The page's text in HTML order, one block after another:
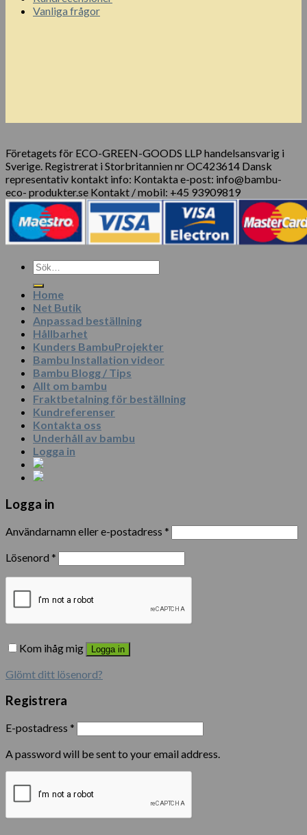
Vanliga frågor
Företagets för ECO-GREEN-GOODS LLP handelsansvarig i
Sverige. Registrerat i Storbritannien nr OC423614 Dansk
representativ kontakt info: Kontakta e-post: info@bambu-
eco- produkter.se Kontakt / mobil: +45 93909819
Sök
efter:
Home
Net Butik
Anpassad beställning
Hållbarhet
Kunders BambuProjekter
Bambu Installation videor
Bambu Blogg / Tips
Allt om bambu
Fraktbetalning för beställning
Kundreferenser
Kontakta oss
Underhåll av bambu
Logga in
Logga in
Användarnamn eller e-postadress *
Lösenord *
Kom ihåg mig Logga in
Glömt ditt lösenord?
Registrera
E-postadress *
A password will be sent to your email address.